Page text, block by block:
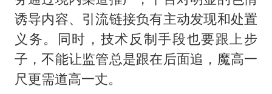
诱导内容、引流链接负有主动发现和处置
义务。同时，技术反制手段也要跟上步
子，不能让监管总是跟在后面追，魔高一
尺更需道高一丈。